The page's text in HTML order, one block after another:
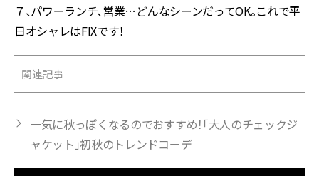
７、パワーランチ、営業…どんなシーンだってOK。これで平
日オシャレはFIXです！
関連記事
一気に秋っぽくなるのでおすすめ！「大人のチェックジ
ャケット」初秋のトレンドコーデ